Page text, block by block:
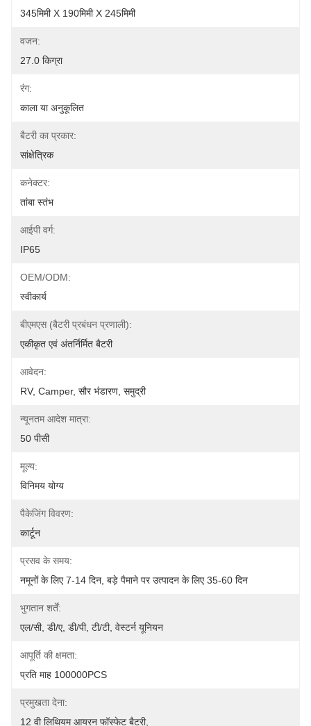
345मिमी X 190मिमी X 245मिमी
वजन:
27.0 किग्रा
रंग:
काला या अनुकूलित
बैटरी का प्रकार:
सांक्षेत्रिक
कनेक्टर:
तांबा स्तंभ
आईपी ​​​​वर्ग:
IP65
OEM/ODM:
स्वीकार्य
बीएमएस (बैटरी प्रबंधन प्रणाली):
एकीकृत एवं अंतर्निर्मित बैटरी
आवेदन:
RV, Camper, सौर भंडारण, समुद्री
न्यूनतम आदेश मात्रा:
50 पीसी
मूल्य:
विनिमय योग्य
पैकेजिंग विवरण:
कार्टून
प्रसव के समय:
नमूनों के लिए 7-14 दिन, बड़े पैमाने पर उत्पादन के लिए 35-60 दिन
भुगतान शर्तें:
एल/सी, डी/ए, डी/पी, टी/टी, वेस्टर्न यूनियन
आपूर्ति की क्षमता:
प्रति माह 100000PCS
प्रमुखता देना:
12 वी लिथियम आयरन फॉस्फेट बैटरी,